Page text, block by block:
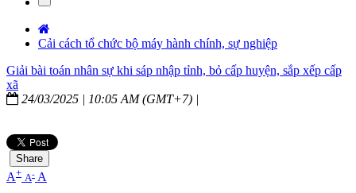
Cải cách tổ chức bộ máy hành chính, sự nghiệp
Giải bài toán nhân sự khi sáp nhập tỉnh, bỏ cấp huyện, sắp xếp cấp
xã
24/03/2025 | 10:05 AM (GMT+7) |
Share
A+ A- A